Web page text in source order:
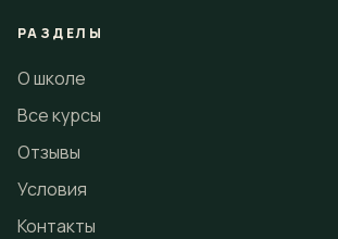
РАЗДЕЛЫ
О школе
Все курсы
Отзывы
Условия
Контакты